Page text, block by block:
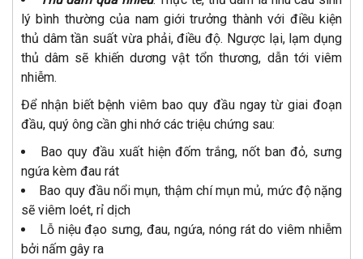
lý bình thường của nam giới trưởng thành với điều kiện
thủ dâm tần suất vừa phải, điều độ. Ngược lại, lạm dụng
thủ dâm sẽ khiến dương vật tổn thương, dẫn tới viêm
nhiễm.
Để nhận biết bệnh viêm bao quy đầu ngay từ giai đoạn
đầu, quý ông cần ghi nhớ các triệu chứng sau:
Bao quy đầu xuất hiện đốm trắng, nốt ban đỏ, sưng
ngứa kèm đau rát
Bao quy đầu nổi mụn, thậm chí mụn mủ, mức độ nặng
sẽ viêm loét, rỉ dịch
Lỗ niệu đạo sưng, đau, ngứa, nóng rát do viêm nhiễm
bởi nấm gây ra